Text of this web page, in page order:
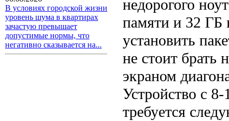
В условиях городской жизни
уровень шума в квартирах
зачастую превышает
допустимые нормы, что
негативно сказывается на...
недорогого
памяти и 32 ГБ
установить
не стоит брать
экраном
Устройство с
требуется